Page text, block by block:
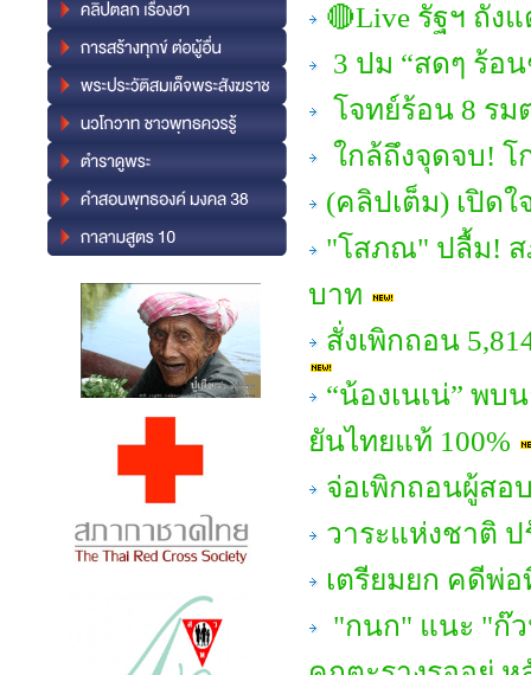
🔴Live รัฐฯ ถัง
3 ปม “สดๆ ร้อ
โจทย์ร้อน 8 รม
ใกล้ถึงจุดจบ! โ
(คลิปเต็ม) เปิด
"โสภณ" ปลื้ม! ส
บาท
สั่งเพิกถอน
“น้องเนเน่” พบ
ยันไทยแท้ 100%
จ่อเพิกถอนผู้สอ
วาระแห่งชาติ
เตรียมยก คดีพ่
"กนก" แนะ "ก๊